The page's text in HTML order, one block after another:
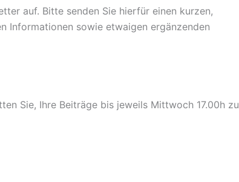
auf. Bitte senden Sie hierfür einen kurzen,
Informationen sowie etwaigen ergänzenden
Sie, Ihre Beiträge bis jeweils Mittwoch 17.00h zu